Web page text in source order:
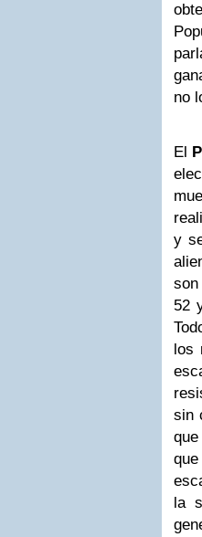
no
El
y
52
los
sin
la